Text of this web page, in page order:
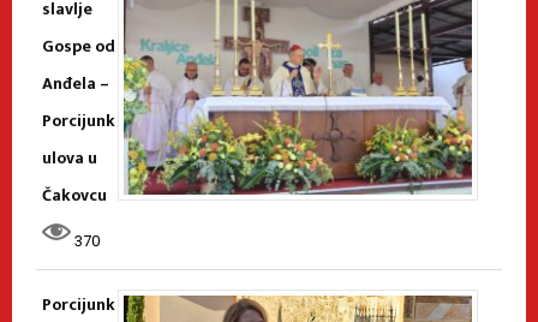
slavlje
Gospe od
Anđela –
Porcijunk
ulova u
Čakovcu
370
Porcijunk